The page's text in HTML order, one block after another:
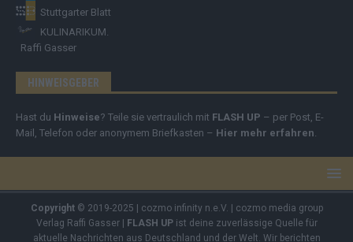
Stuttgarter Blatt
KULINARIKUM.
Raffi Gasser
HINWEISGEBER
Hast du Hinweise? Teile sie vertraulich mit FLASH UP – per Post, E-
Mail, Telefon oder anonymem Briefkasten – Hier mehr erfahren.
Copyright© 2019-2025 | cozmo infinity n.e.V. | cozmo media group
Verlag Raffi Gasser |
FLASH UPist deine zuverlässige Quelle für
aktuelle Nachrichten aus Deutschland und der Welt. Wir berichten